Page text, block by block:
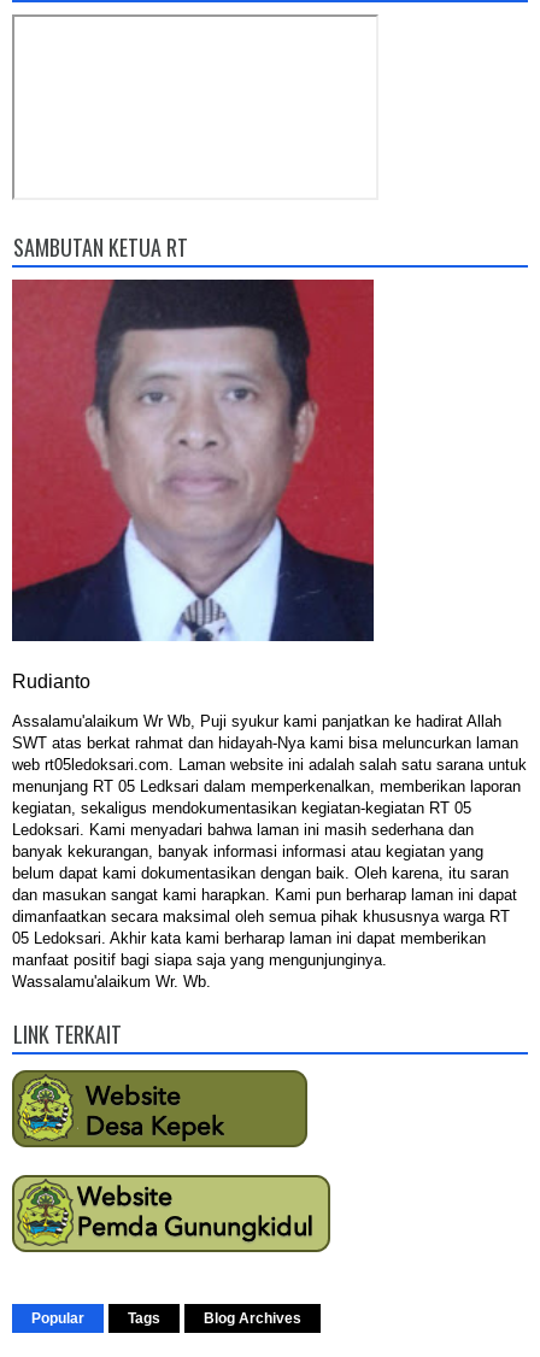
SAMBUTAN KETUA RT
Rudianto
Assalamu'alaikum Wr Wb, Puji syukur kami panjatkan ke hadirat Allah
SWT atas berkat rahmat dan hidayah-Nya kami bisa meluncurkan laman
web rt05ledoksari.com. Laman website ini adalah salah satu sarana untuk
menunjang RT 05 Ledksari dalam memperkenalkan, memberikan laporan
kegiatan, sekaligus mendokumentasikan kegiatan-kegiatan RT 05
Ledoksari. Kami menyadari bahwa laman ini masih sederhana dan
banyak kekurangan, banyak informasi informasi atau kegiatan yang
belum dapat kami dokumentasikan dengan baik. Oleh karena, itu saran
dan masukan sangat kami harapkan. Kami pun berharap laman ini dapat
dimanfaatkan secara maksimal oleh semua pihak khususnya warga RT
05 Ledoksari. Akhir kata kami berharap laman ini dapat memberikan
manfaat positif bagi siapa saja yang mengunjunginya.
Wassalamu'alaikum Wr. Wb.
LINK TERKAIT
Popular Tags Blog Archives